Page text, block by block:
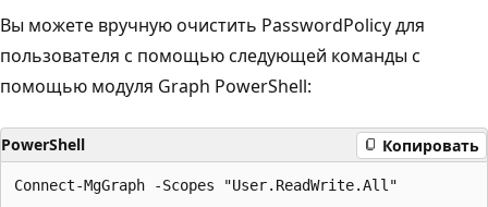
Вы можете вручную очистить PasswordPolicy для
пользователя с помощью следующей команды с
помощью модуля Graph PowerShell:
PowerShell Копировать
Connect-MgGraph -Scopes "User.ReadWrite.All"